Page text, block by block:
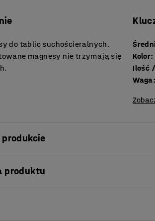
do tablic suchościeralnych.
magnesy nie trzymają się
Kolor:
Waga:
i innych dokumentów
produktu